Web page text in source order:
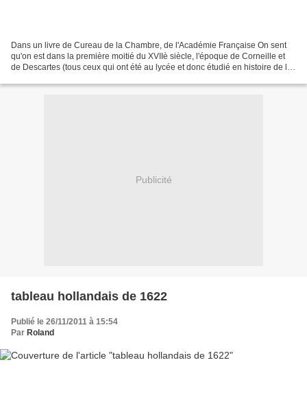
Dans un livre de Cureau de la Chambre, de l'Académie Française On sent
qu'on est dans la première moitié du XVIIè siècle, l'époque de Corneille et
de Descartes (tous ceux qui ont été au lycée et donc étudié en histoire de la
Publicité
tableau hollandais de 1622
Publié le 26/11/2011 à 15:54
Par Roland